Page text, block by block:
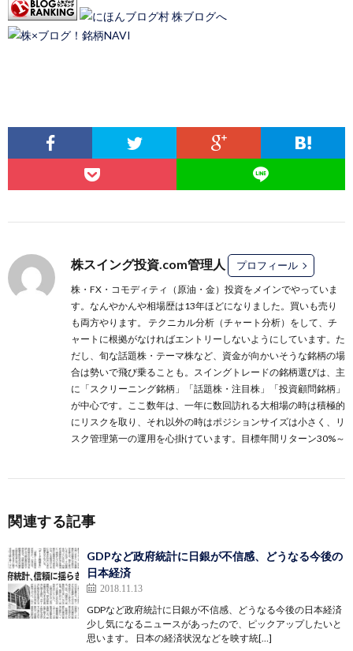
株スイング投資.com管理人 プロフィール
株・FX・コモディティ（原油・金）投資をメインでやっていま
す。なんやかんや相場歴は13年ほどになりました。買いも売り
も両方やります。 テクニカル分析（チャート分析）をして、チ
ャートに根拠がなければエントリーしないようにしています。た
だし、旬な話題株・テーマ株など、資金が向かいそうな銘柄の場
合は勢いで飛び乗ることも。スイングトレードの銘柄選びは、主
に 「スクリーニング銘柄」 「話題株・注目株」
「投資顧問銘柄」
が中心です。ここ数年は、一年に数回訪れる大相場の時は積極的
にリスクを取り、それ以外の時はポジションサイズは小さく、リ
スク管理第一の運用を心掛けています。目標年間リターン30%～
関連する記事
GDPなど政府統計に日銀が不信感、どうなる今後の
日本経済
2018.11.13
GDPなど政府統計に日銀が不信感、どうなる今後の日本経済
少し気になるニュースがあったので、ピックアップしたいと
思います。 日本の経済状況などを映す統[…]